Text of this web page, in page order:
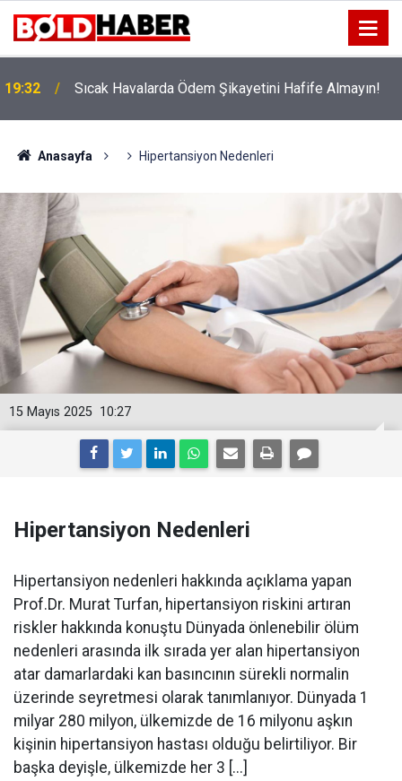
19:32 Sıcak Havalarda Ödem Şikayetini Hafife Almayın!
Anasayfa Hipertansiyon Nedenleri
10:27
15 Mayıs 2025
Hipertansiyon Nedenleri
Hipertansiyon nedenleri hakkında açıklama yapan
Prof.Dr. Murat Turfan, hipertansiyon riskini artıran
riskler hakkında konuştu Dünyada önlenebilir ölüm
nedenleri arasında ilk sırada yer alan hipertansiyon
atar damarlardaki kan basıncının sürekli normalin
üzerinde seyretmesi olarak tanımlanıyor. Dünyada 1
milyar 280 milyon, ülkemizde de 16 milyonu aşkın
kişinin hipertansiyon hastası olduğu belirtiliyor. Bir
başka deyişle, ülkemizde her 3 [...]